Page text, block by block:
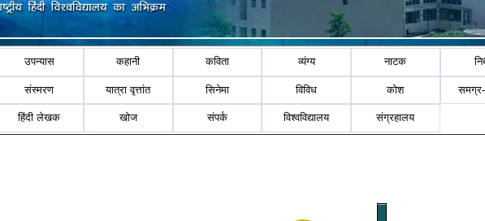
उपन्यास कहानी कविता व्यंग्य नाटक
संस्मरण यात्रा वृत्तांत सिनेमा विविध कोश
हिंदी लेखक खोज संपर्क विश्वविद्यालय संग्रहालय